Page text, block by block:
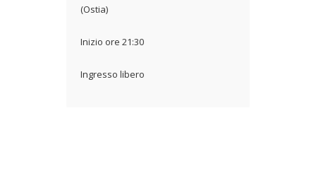
(Ostia)
Inizio ore 21:30
Ingresso libero